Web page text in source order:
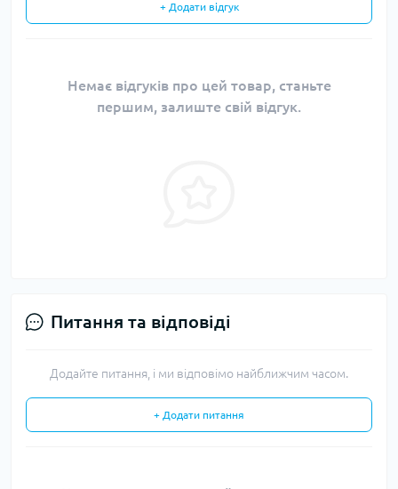
+ Додати відгук
Немає відгуків про цей товар, станьте
першим, залиште свій відгук.
Питання та відповіді
Додайте питання, і ми відповімо найближчим часом.
+ Додати питання